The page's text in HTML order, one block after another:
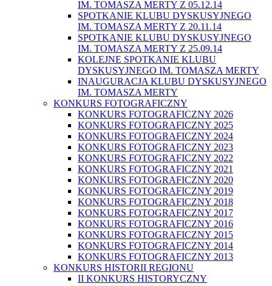
IM. TOMASZA MERTY Z 05.12.14
SPOTKANIE KLUBU DYSKUSYJNEGO
IM. TOMASZA MERTY Z 20.11.14
SPOTKANIE KLUBU DYSKUSYJNEGO
IM. TOMASZA MERTY Z 25.09.14
KOLEJNE SPOTKANIE KLUBU
DYSKUSYJNEGO IM. TOMASZA MERTY
INAUGURACJA KLUBU DYSKUSYJNEGO
IM. TOMASZA MERTY
KONKURS FOTOGRAFICZNY
KONKURS FOTOGRAFICZNY 2026
KONKURS FOTOGRAFICZNY 2025
KONKURS FOTOGRAFICZNY 2024
KONKURS FOTOGRAFICZNY 2023
KONKURS FOTOGRAFICZNY 2022
KONKURS FOTOGRAFICZNY 2021
KONKURS FOTOGRAFICZNY 2020
KONKURS FOTOGRAFICZNY 2019
KONKURS FOTOGRAFICZNY 2018
KONKURS FOTOGRAFICZNY 2017
KONKURS FOTOGRAFICZNY 2016
KONKURS FOTOGRAFICZNY 2015
KONKURS FOTOGRAFICZNY 2014
KONKURS FOTOGRAFICZNY 2013
KONKURS HISTORII REGIONU
II KONKURS HISTORYCZNY